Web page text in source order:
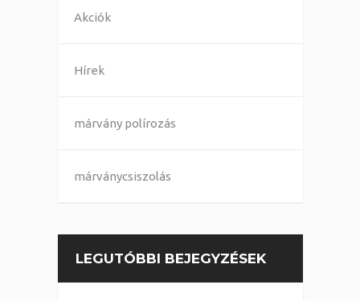
Akciók
Hírek
márvány polírozás
márványcsiszolás
LEGUTÓBBI BEJEGYZÉSEK